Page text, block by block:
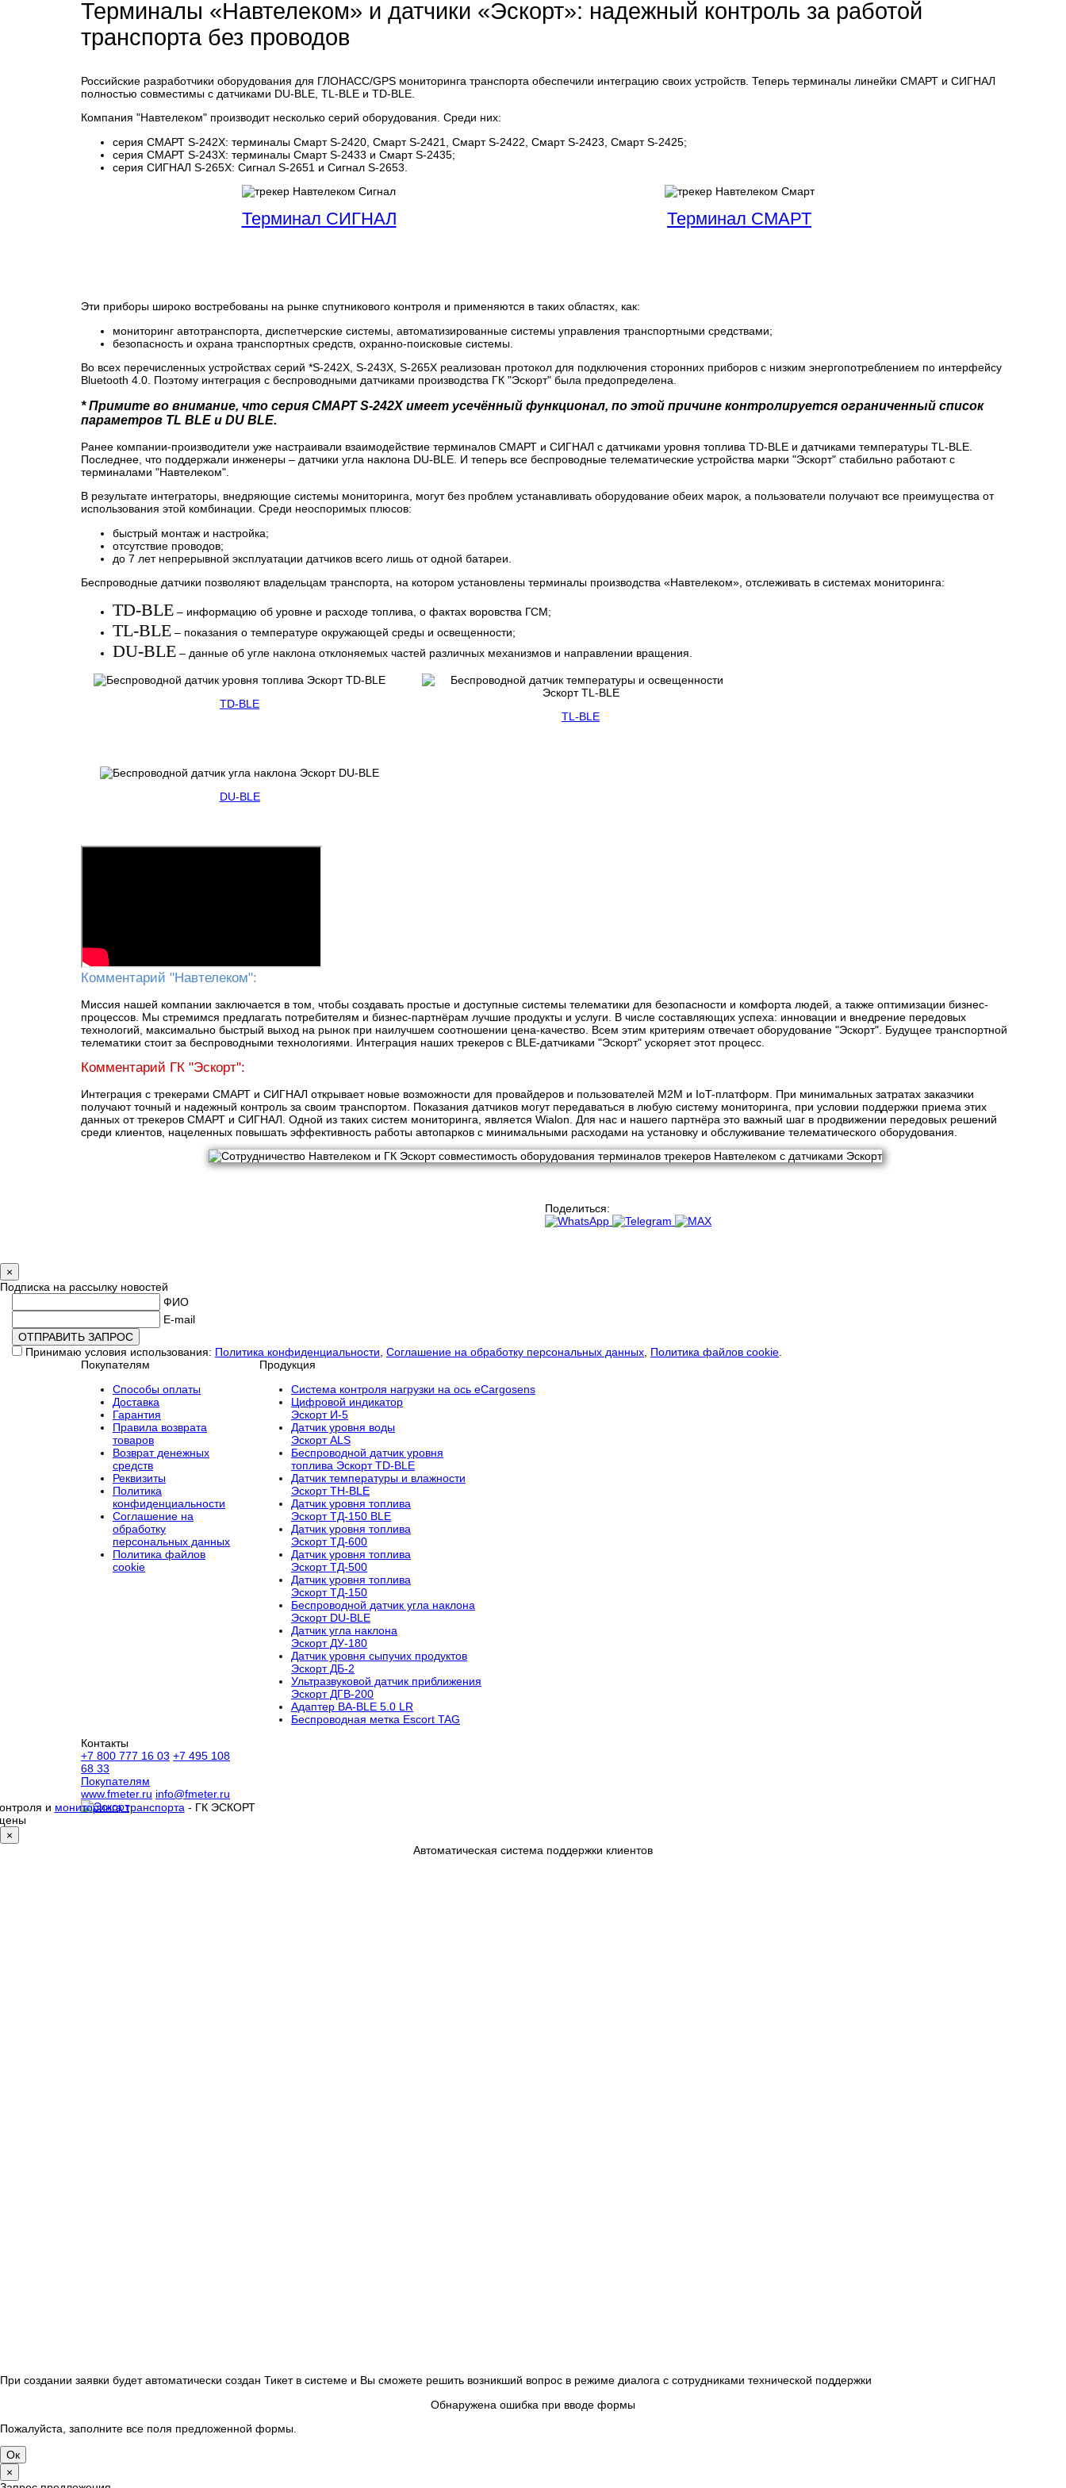
Терминалы «Навтелеком» и датчики «Эскорт»: надежный контроль за работой
транспорта без проводов
Российские разработчики оборудования для ГЛОНАСС/GPS мониторинга транспорта обеспечили интеграцию своих устройств. Теперь терминалы линейки СМАРТ и СИГНАЛ
полностью совместимы с датчиками DU-BLE, TL-BLE и TD-BLE.
Компания "Навтелеком" производит несколько серий оборудования. Среди них:
серия СМАРТ S-242Х: терминалы Смарт S-2420, Смарт S-2421, Смарт S-2422, Смарт S-2423, Смарт S-2425;
серия СМАРТ S-243Х: терминалы Смарт S-2433 и Смарт S-2435;
серия СИГНАЛ S-265Х: Сигнал S-2651 и Сигнал S-2653.
Терминал СИГНАЛ Терминал СМАРТ
Эти приборы широко востребованы на рынке спутникового контроля и применяются в таких областях, как:
мониторинг автотранспорта, диспетчерские системы, автоматизированные системы управления транспортными средствами;
безопасность и охрана транспортных средств, охранно-поисковые системы.
Во всех перечисленных устройствах серий *S-242Х, S-243Х, S-265Х реализован протокол для подключения сторонних приборов с низким энергопотреблением по интерфейсу
Bluetooth 4.0. Поэтому интеграция с беспроводными датчиками производства ГК "Эскорт" была предопределена.
* Примите во внимание, что серия СМАРТ S-242Х имеет усечённый функционал, по этой причине контролируется ограниченный список
параметров TL BLE и DU BLE.
Ранее компании-производители уже настраивали взаимодействие терминалов СМАРТ и СИГНАЛ с датчиками уровня топлива TD-BLE и датчиками температуры TL-BLE.
Последнее, что поддержали инженеры – датчики угла наклона DU-BLE. И теперь все беспроводные телематические устройства марки "Эскорт" стабильно работают с
терминалами "Навтелеком".
В результате интеграторы, внедряющие системы мониторинга, могут без проблем устанавливать оборудование обеих марок, а пользователи получают все преимущества от
использования этой комбинации. Среди неоспоримых плюсов:
быстрый монтаж и настройка;
отсутствие проводов;
до 7 лет непрерывной эксплуатации датчиков всего лишь от одной батареи.
Беспроводные датчики позволяют владельцам транспорта, на котором установлены терминалы производства «Навтелеком», отслеживать в системах мониторинга:
TD-BLE – информацию об уровне и расходе топлива, о фактах воровства ГСМ;
TL-BLE – показания о температуре окружающей среды и освещенности;
DU-BLE – данные об угле наклона отклоняемых частей различных механизмов и направлении вращения.
TD-BLE
TL-BLE
DU-BLE
Комментарий "Навтелеком":
Миссия нашей компании заключается в том, чтобы создавать простые и доступные системы телематики для безопасности и комфорта людей, а также оптимизации бизнес-
процессов. Мы стремимся предлагать потребителям и бизнес-партнёрам лучшие продукты и услуги. В числе составляющих успеха: инновации и внедрение передовых
технологий, максимально быстрый выход на рынок при наилучшем соотношении цена-качество. Всем этим критериям отвечает оборудование "Эскорт". Будущее транспортной
телематики стоит за беспроводными технологиями. Интеграция наших трекеров с BLE-датчиками "Эскорт" ускоряет этот процесс.
Комментарий ГК "Эскорт":
Интеграция с трекерами СМАРТ и СИГНАЛ открывает новые возможности для провайдеров и пользователей М2М и IoT-платформ. При минимальных затратах заказчики
получают точный и надежный контроль за своим транспортом. Показания датчиков могут передаваться в любую систему мониторинга, при условии поддержки приема этих
данных от трекеров СМАРТ и СИГНАЛ. Одной из таких систем мониторинга, является Wialon. Для нас и нашего партнёра это важный шаг в продвижении передовых решений
среди клиентов, нацеленных повышать эффективность работы автопарков с минимальными расходами на установку и обслуживание телематического оборудования.
Поделиться:
×
Подписка на рассылку новостей
ФИО
E-mail
Принимаю условия использования: Политика конфиденциальности Соглашение на обработку персональных данных Политика файлов cookie
Покупателям
Способы оплаты
Доставка
Гарантия
Правила возврата
товаров
Возврат денежных
средств
Реквизиты
Политика
конфиденциальности
Соглашение на
обработку
персональных данных
Политика файлов
cookie
Продукция
Cистема контроля нагрузки на ось eCargosens
Цифровой индикатор
Эскорт И-5
Датчик уровня воды
Эскорт ALS
Беспроводной датчик уровня
топлива Эскорт TD-BLE
Датчик температуры и влажности
Эскорт TH-BLE
Датчик уровня топлива
Эскорт ТД-150 BLE
Датчик уровня топлива
Эскорт ТД-600
Датчик уровня топлива
Эскорт ТД-500
Датчик уровня топлива
Эскорт ТД-150
Беспроводной датчик угла наклона
Эскорт DU-BLE
Датчик угла наклона
Эскорт ДУ-180
Датчик уровня сыпучих продуктов
Эскорт ДБ-2
Ультразвуковой датчик приближения
Эскорт ДГВ-200
Aдаптер BA-BLE 5.0 LR
Беспроводная метка Escort TAG
Контакты
+7 800 777 16 03 +7 495 108
68 33
Покупателям
www.fmeter.ru info@fmeter.ru
и мониторинга транспорта - ГК ЭСКОРТ
×
Автоматическая система поддержки клиентов
При создании заявки будет автоматически создан Тикет в системе и Вы сможете решить возникший вопрос в режиме диалога с сотрудниками технической поддержки
Обнаружена ошибка при вводе формы
Пожалуйста, заполните все поля предложенной формы.
×